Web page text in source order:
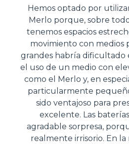
Hemos optado por
Merlo porque, sobre
tenemos espacios
movimiento con
grandes habría dificultado
el uso de un medio con
como el Merlo y, en
particularmente
sido ventajoso para
excelente. Las
agradable sorpresa,
realmente irrisorio. En la